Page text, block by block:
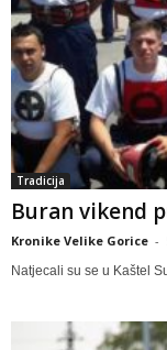
Tradicija
Buran vikend
Kronike Velike Gorice -
Natjecali su se u Kaštel